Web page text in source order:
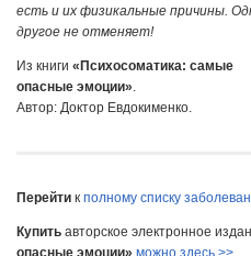
есть и их физикальные причины.
другое не отменяет!
Из книги «Психосоматика: самые
опасные эмоции».
Автор: Доктор Евдокименко.
Перейти к полному списку
Купить авторское электронное